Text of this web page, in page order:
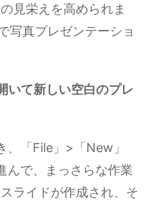
見栄えを高められま
写真プレゼンテーショ
いて新しい空白のプレ
「File」>「New」
で、まっさらな作業
ライドが作成され、そ